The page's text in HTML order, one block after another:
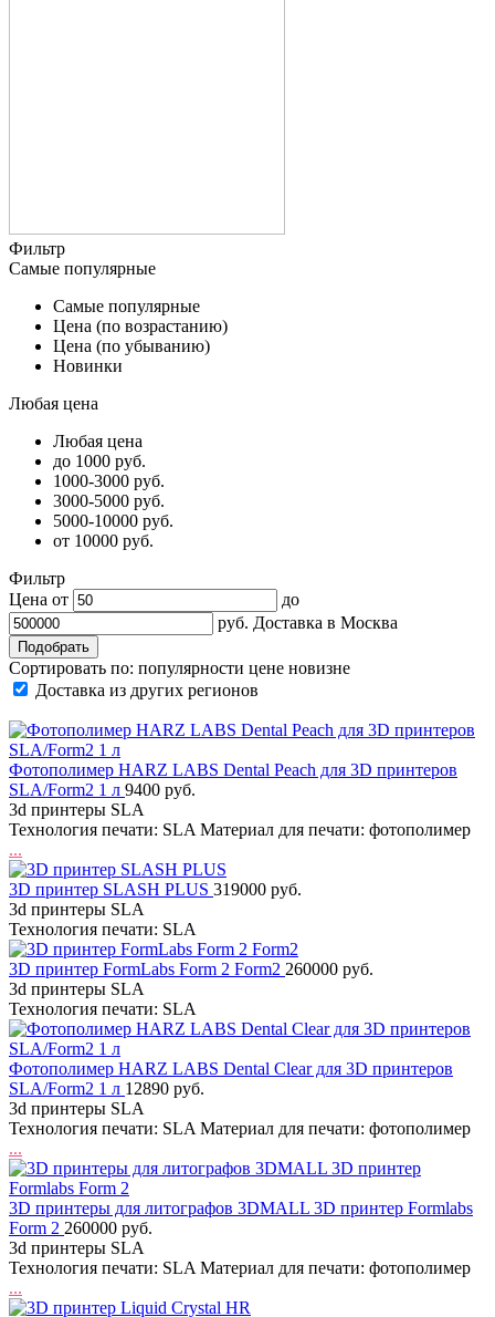
Фильтр
Самые популярные
Самые популярные
Цена (по возрастанию)
Цена (по убыванию)
Новинки
Любая цена
Любая цена
до 1000 руб.
1000-3000 руб.
3000-5000 руб.
5000-10000 руб.
от 10000 руб.
Фильтр
Цена от
до
руб. Доставка в Москва
Сортировать по: популярности цене новизне
Доставка из других регионов
Фотополимер HARZ LABS Dental Peach для 3D принтеров
SLA/Form2 1 л 9400 руб.
3d принтеры SLA
Технология печати: SLA Материал для печати: фотополимер
...
3D принтер SLASH PLUS 319000 руб.
3d принтеры SLA
Технология печати: SLA
3D принтер FormLabs Form 2 Form2 260000 руб.
3d принтеры SLA
Технология печати: SLA
Фотополимер HARZ LABS Dental Clear для 3D принтеров
SLA/Form2 1 л 12890 руб.
3d принтеры SLA
Технология печати: SLA Материал для печати: фотополимер
...
3D принтеры для литографов 3DMALL 3D принтер Formlabs
Form 2 260000 руб.
3d принтеры SLA
Технология печати: SLA Материал для печати: фотополимер
...